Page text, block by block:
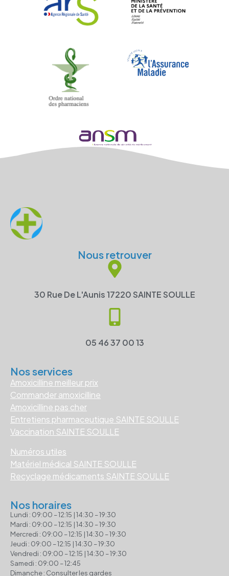
Nous retrouver
30 Rue De L'Aunis 17220 SAINTE SOULLE
05 46 37 00 13
Nos services
Amoxicilline meilleur prix
Commander amoxicilline
Amoxicilline pas cher
Entretiens pharmaceutique SAINTE SOULLE
Vaccination SAINTE SOULLE
Numéros utiles
Matériel médical SAINTE SOULLE
Recyclage médicaments SAINTE SOULLE
Nos horaires
Lundi : 09:00 – 12:15 | 14:30 – 19:30
Mardi : 09:00 – 12:15 | 14:30 – 19:30
Mercredi : 09:00 – 12:15 | 14:30 – 19:30
Jeudi : 09:00 – 12:15 | 14:30 – 19:30
Vendredi : 09:00 – 12:15 | 14:30 – 19:30
Samedi : 09:00 – 12:45
Dimanche : Consulter les gardes